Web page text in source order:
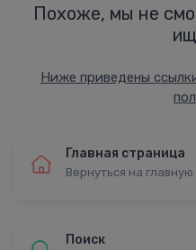
Похоже, мы не
Ниже приведены
Главная страница
Вернуться на
Поиск